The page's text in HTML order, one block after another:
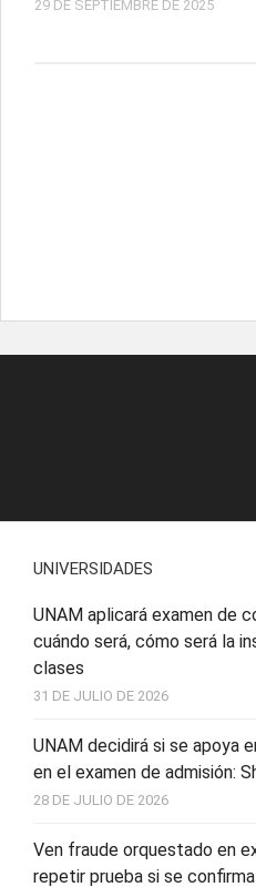
29 DE SEPTIEMBRE DE 2025
UNIVERSIDADES
UNAM aplicará examen de
cuándo será, cómo será la
clases
31 DE JULIO DE 2026
UNAM decidirá si se apoya
en el examen de admisión:
28 DE JULIO DE 2026
Ven fraude orquestado en
repetir prueba si se